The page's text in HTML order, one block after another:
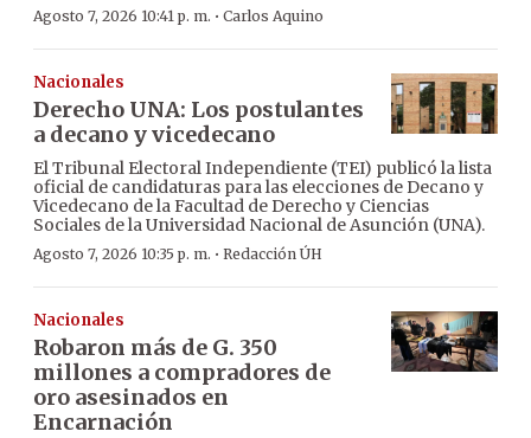
Agosto 7, 2026 10:41 p. m. · Carlos Aquino
Nacionales
Derecho UNA: Los postulantes
a decano y vicedecano
El Tribunal Electoral Independiente (TEI) publicó la lista
oficial de candidaturas para las elecciones de Decano y
Vicedecano de la Facultad de Derecho y Ciencias
Sociales de la Universidad Nacional de Asunción (UNA).
Agosto 7, 2026 10:35 p. m. · Redacción ÚH
Nacionales
Robaron más de G. 350
millones a compradores de
oro asesinados en
Encarnación